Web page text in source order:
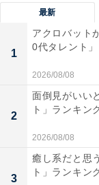
1位：ディー
最新
1
アクロバット
0代タレント
2026/08/08
2
面倒見がいい
ト」ランキン
2026/08/08
3
癒し系だと思
ト」ランキン